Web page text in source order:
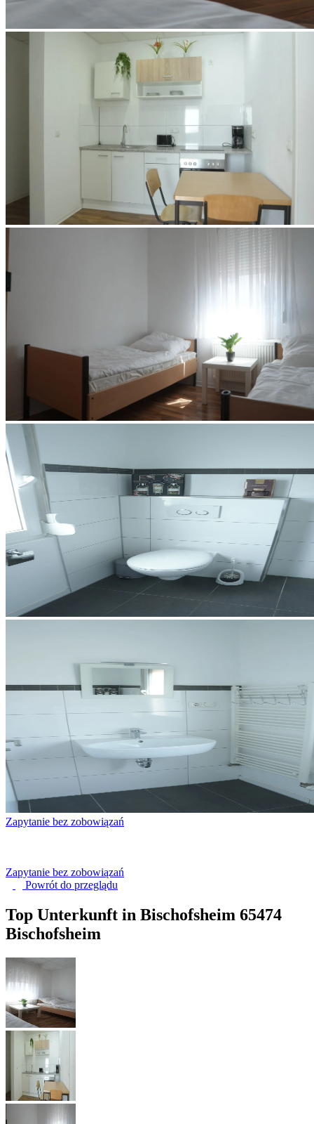
Zapytanie bez zobowiązań
Zapytanie bez zobowiązań
Powrót do przeglądu
Top Unterkunft in Bischofsheim 65474
Bischofsheim